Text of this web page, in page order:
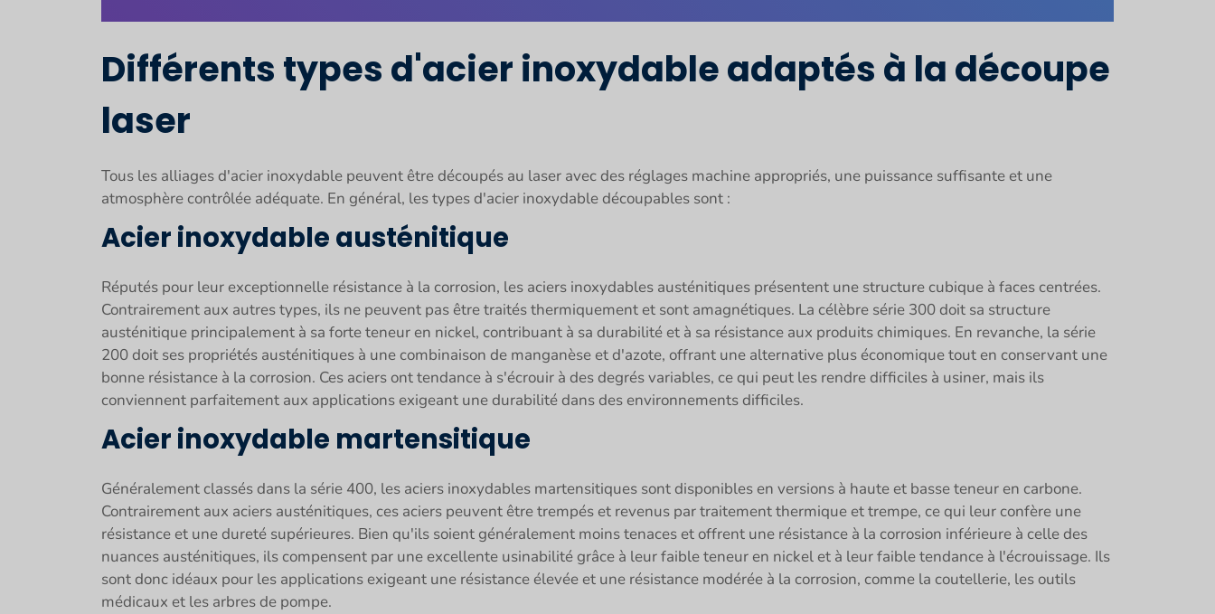
Différents types d'acier inoxydable adaptés à la découpe
laser
Tous les alliages d'acier inoxydable peuvent être découpés au laser avec des réglages machine appropriés, une puissance suffisante et une
atmosphère contrôlée adéquate. En général, les types d'acier inoxydable découpables sont :
Acier inoxydable austénitique
Réputés pour leur exceptionnelle résistance à la corrosion, les aciers inoxydables austénitiques présentent une structure cubique à faces centrées.
Contrairement aux autres types, ils ne peuvent pas être traités thermiquement et sont amagnétiques. La célèbre série 300 doit sa structure
austénitique principalement à sa forte teneur en nickel, contribuant à sa durabilité et à sa résistance aux produits chimiques. En revanche, la série
200 doit ses propriétés austénitiques à une combinaison de manganèse et d'azote, offrant une alternative plus économique tout en conservant une
bonne résistance à la corrosion. Ces aciers ont tendance à s'écrouir à des degrés variables, ce qui peut les rendre difficiles à usiner, mais ils
conviennent parfaitement aux applications exigeant une durabilité dans des environnements difficiles.
Acier inoxydable martensitique
Généralement classés dans la série 400, les aciers inoxydables martensitiques sont disponibles en versions à haute et basse teneur en carbone.
Contrairement aux aciers austénitiques, ces aciers peuvent être trempés et revenus par traitement thermique et trempe, ce qui leur confère une
résistance et une dureté supérieures. Bien qu'ils soient généralement moins tenaces et offrent une résistance à la corrosion inférieure à celle des
nuances austénitiques, ils compensent par une excellente usinabilité grâce à leur faible teneur en nickel et à leur faible tendance à l'écrouissage. Ils
sont donc idéaux pour les applications exigeant une résistance élevée et une résistance modérée à la corrosion, comme la coutellerie, les outils
médicaux et les arbres de pompe.